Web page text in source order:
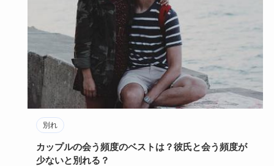
別れ
カップルの会う頻度のベストは？彼氏と会う頻度が
少ないと別れる？